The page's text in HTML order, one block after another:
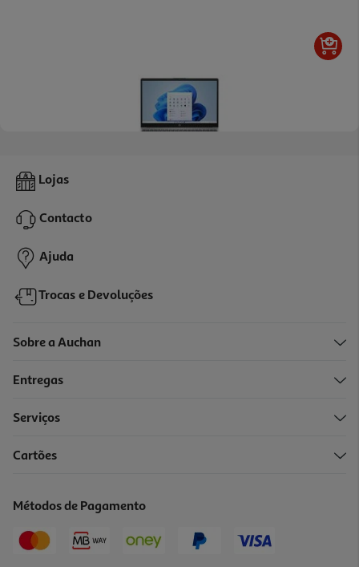
Portátil Hp 15-Fd0117np (15.6" Intel I5-1334u Ram:16gb 1tb Intel Iris
X Graphics)
699,99 €
Lojas
Contacto
Ajuda
Trocas e Devoluções
Sobre a Auchan
Entregas
Serviços
Cartões
Métodos de Pagamento